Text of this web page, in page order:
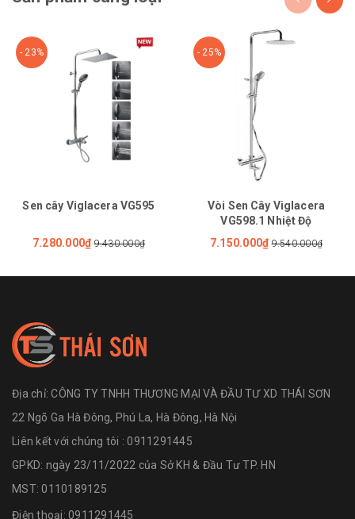
- 23%
Sen cây Viglacera VG595
7.280.000₫ 9.430.000₫
- 25%
Vòi Sen Cây Viglacera
VG598.1 Nhiệt Độ
7.150.000₫ 9.540.000₫
Địa chỉ:CÔNG TY TNHH THƯƠNG MẠI VÀ ĐẦU TƯ XD THÁI SƠN
22 Ngõ Ga Hà Đông, Phú La, Hà Đông, Hà Nội
Liên kết với chúng tôi : 0911291445
GPKD: ngày 23/11/2022 của Sở KH & Đầu Tư TP. HN
MST: 0110189125
Điện thoại: 0911291445